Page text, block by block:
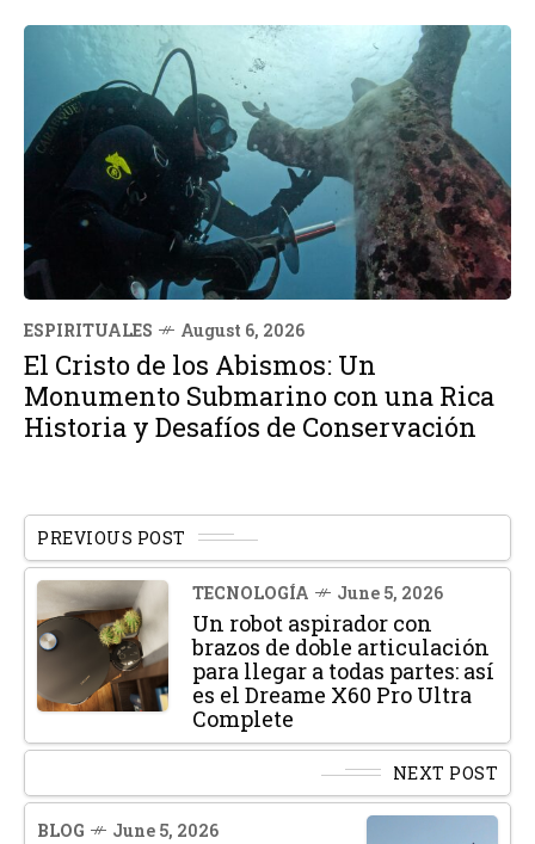
ESPIRITUALES August 6, 2026
El Cristo de los Abismos: Un
Monumento Submarino con una Rica
Historia y Desafíos de Conservación
PREVIOUS POST
TECNOLOGÍA June 5, 2026
Un robot aspirador con
brazos de doble articulación
para llegar a todas partes: así
es el Dreame X60 Pro Ultra
Complete
NEXT POST
BLOG June 5, 2026